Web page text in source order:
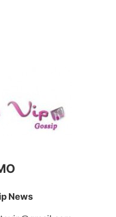
News